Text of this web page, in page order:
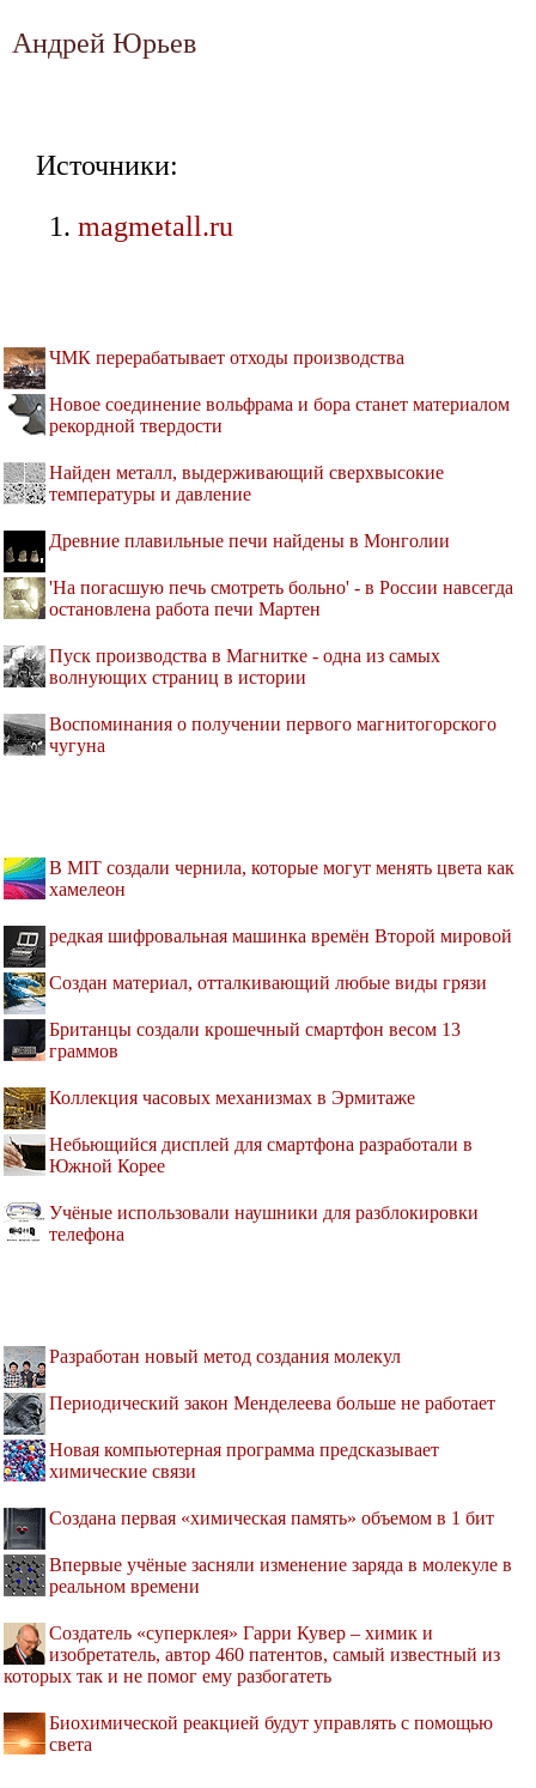
Андрей Юрьев
Источники:
magmetall.ru
ЧМК перерабатывает отходы производства
Новое соединение вольфрама и бора станет материалом
рекордной твердости
Найден металл, выдерживающий сверхвысокие
температуры и давление
Древние плавильные печи найдены в Монголии
'На погасшую печь смотреть больно' - в России навсегда
остановлена работа печи Мартен
Пуск производства в Магнитке - одна из самых
волнующих страниц в истории
Воспоминания о получении первого магнитогорского
чугуна
В MIT создали чернила, которые могут менять цвета как
хамелеон
редкая шифровальная машинка времён Второй мировой
Создан материал, отталкивающий любые виды грязи
Британцы создали крошечный смартфон весом 13
граммов
Коллекция часовых механизмах в Эрмитаже
Небьющийся дисплей для смартфона разработали в
Южной Корее
Учёные использовали наушники для разблокировки
телефона
Разработан новый метод создания молекул
Периодический закон Менделеева больше не работает
Новая компьютерная программа предсказывает
химические связи
Создана первая «химическая память» объемом в 1 бит
Впервые учёные засняли изменение заряда в молекуле в
реальном времени
Создатель «суперклея» Гарри Кувер – химик и
изобретатель, автор 460 патентов, самый известный из
которых так и не помог ему разбогатеть
Биохимической реакцией будут управлять с помощью
света